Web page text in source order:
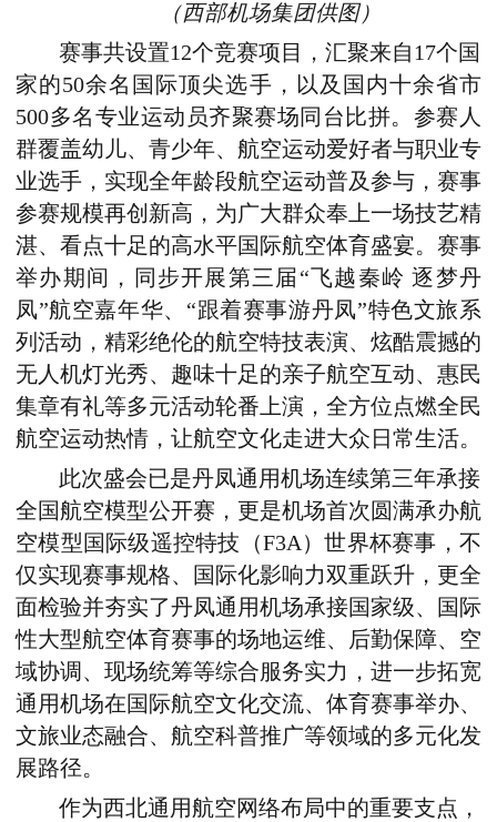
（西部机场集团供图）
赛事共设置12个竞赛项目，汇聚来自17个国
家的50余名国际顶尖选手，以及国内十余省市
500多名专业运动员齐聚赛场同台比拼。参赛人
群覆盖幼儿、青少年、航空运动爱好者与职业专
业选手，实现全年龄段航空运动普及参与，赛事
参赛规模再创新高，为广大群众奉上一场技艺精
湛、看点十足的高水平国际航空体育盛宴。赛事
举办期间，同步开展第三届“飞越秦岭 逐梦丹
凤”航空嘉年华、“跟着赛事游丹凤”特色文旅系
列活动，精彩绝伦的航空特技表演、炫酷震撼的
无人机灯光秀、趣味十足的亲子航空互动、惠民
集章有礼等多元活动轮番上演，全方位点燃全民
航空运动热情，让航空文化走进大众日常生活。
此次盛会已是丹凤通用机场连续第三年承接
全国航空模型公开赛，更是机场首次圆满承办航
空模型国际级遥控特技（F3A）世界杯赛事，不
仅实现赛事规格、国际化影响力双重跃升，更全
面检验并夯实了丹凤通用机场承接国家级、国际
性大型航空体育赛事的场地运维、后勤保障、空
域协调、现场统筹等综合服务实力，进一步拓宽
通用机场在国际航空文化交流、体育赛事举办、
文旅业态融合、航空科普推广等领域的多元化发
展路径。
作为西北通用航空网络布局中的重要支点，